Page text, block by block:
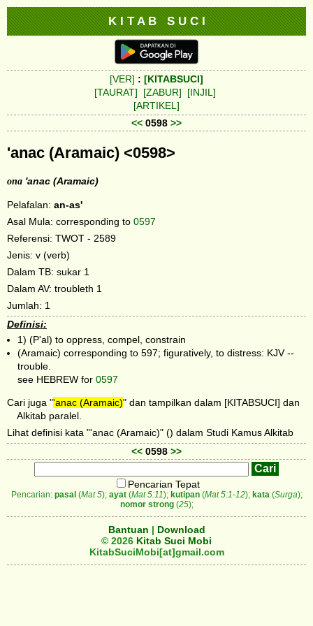
K I T A B S U C I
[VER] : [KITABSUCI]
[TAURAT]
[ZABUR]
[INJIL]
[ARTIKEL]
<< 0598 >>
'anac (Aramaic) <0598>
ona 'anac (Aramaic)
Pelafalan: an-as'
Asal Mula: corresponding to 0597
Referensi: TWOT - 2589
Jenis: v (verb)
Dalam TB: sukar 1
Dalam AV: troubleth 1
Jumlah: 1
Definisi:
1) (P'al) to oppress, compel, constrain
(Aramaic) corresponding to 597; figuratively, to distress: KJV --
trouble.
see HEBREW for 0597
Cari juga "'anac (Aramaic)" dan tampilkan dalam [KITABSUCI] dan
Alkitab paralel.
Lihat definisi kata "'anac (Aramaic)" () dalam Studi Kamus Alkitab
<< 0598 >>
Pencarian Tepat
Pencarian: pasal (Mat 5); ayat(Mat 5:11); kutipan(Mat 5:1-12); kata(Surga);
nomor strong(25);
Bantuan | Download
© 2026 Kitab Suci Mobi
KitabSuciMobi[at]gmail.com